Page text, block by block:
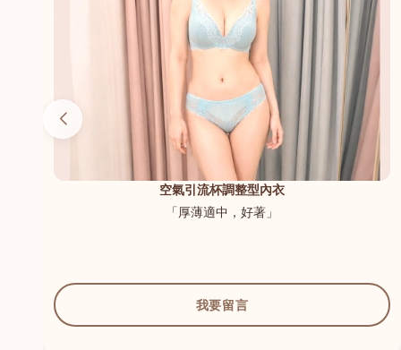
空氣引流杯調整型內衣
「厚薄適中，好著」
我要留言